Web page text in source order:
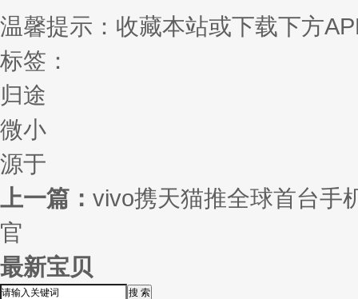
温馨提示：收藏本站或下载下方
标签：
归途
微小
源于
上一篇： vivo携天猫推全球首台手
官
最新宝贝